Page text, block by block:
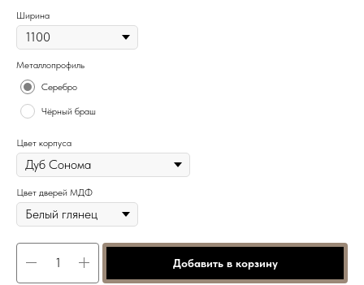
Ширина
Металлопрофиль
Серебро
Чёрный браш
Цвет корпуса
Цвет дверей МДФ
Добавить в корзину